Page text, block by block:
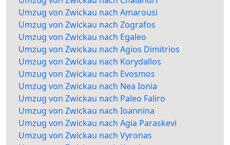
Umzug von Zwickau nach Amarousi
Umzug von Zwickau nach Zografos
Umzug von Zwickau nach Egaleo
Umzug von Zwickau nach Agios Dimitrios
Umzug von Zwickau nach Korydallos
Umzug von Zwickau nach Evosmos
Umzug von Zwickau nach Nea Ionia
Umzug von Zwickau nach Paleo Faliro
Umzug von Zwickau nach Ioannina
Umzug von Zwickau nach Agia Paraskevi
Umzug von Zwickau nach Vyronas